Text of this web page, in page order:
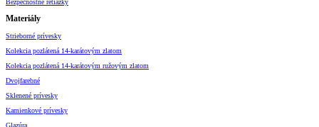
Bezpečnostné retiazky
Materiály
Strieborné prívesky
Kolekcia pozlátená 14-karátovým zlatom
Kolekcia pozlátená 14-karátovým ružovým zlatom
Dvojfarebné
Sklenené prívesky
Kamienkové prívesky
Glazúra